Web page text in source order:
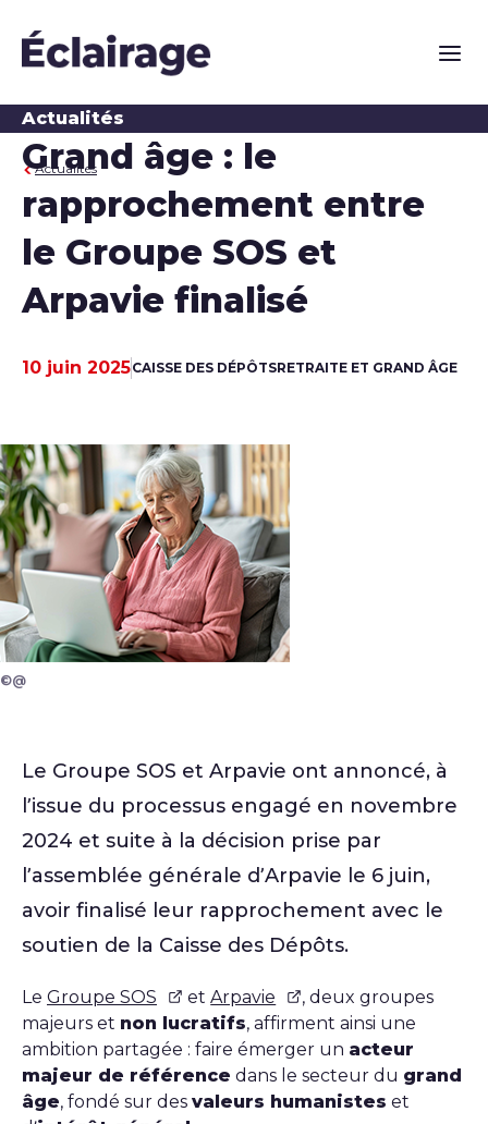
Actualités
Actualités
Grand âge : le
rapprochement entre
le Groupe SOS et
Arpavie finalisé
Date de publication
10 juin 2025CAISSE DES DÉPÔTSRETRAITE ET GRAND ÂGE
©@
Le Groupe SOS et Arpavie ont annoncé, à
l’issue du processus engagé en novembre
2024 et suite à la décision prise par
l’assemblée générale d’Arpavie le 6 juin,
avoir finalisé leur rapprochement avec le
soutien de la Caisse des Dépôts.
Le Groupe SOS etArpavie
, deux groupes
majeurs et non lucratifs, affirment ainsi une
ambition partagée : faire émerger un acteur
majeur de référence dans le secteur du grand
âge, fondé sur des valeurs humanistes et